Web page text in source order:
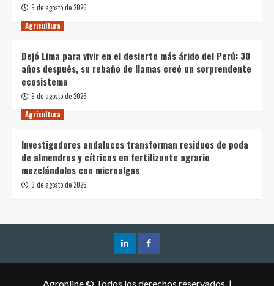
9 de agosto de 2026
Agricultura
Dejó Lima para vivir en el desierto más árido del Perú: 30
años después, su rebaño de llamas creó un sorprendente
ecosistema
9 de agosto de 2026
Agricultura
Investigadores andaluces transforman residuos de poda
de almendros y cítricos en fertilizante agrario
mezclándolos con microalgas
9 de agosto de 2026
Agronline © Todos los derechos reservados. |